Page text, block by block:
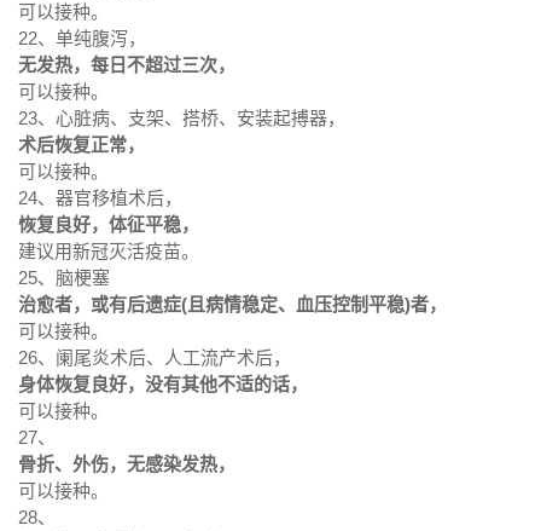
可以接种。
22、单纯腹泻，
无发热，每日不超过三次，
可以接种。
23、心脏病、支架、搭桥、安装起搏器，
术后恢复正常，
可以接种。
24、器官移植术后，
恢复良好，体征平稳，
建议用新冠灭活疫苗。
25、脑梗塞
治愈者，或有后遗症(且病情稳定、血压控制平稳)者，
可以接种。
26、阑尾炎术后、人工流产术后，
身体恢复良好，没有其他不适的话，
可以接种。
27、
骨折、外伤，无感染发热，
可以接种。
28、